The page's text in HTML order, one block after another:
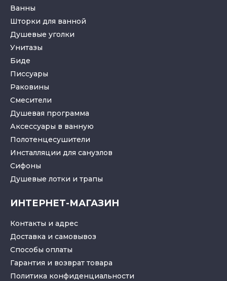
Ванны
Шторки для ванной
Душевые уголки
Унитазы
Биде
Писсуары
Раковины
Смесители
Душевая программа
Аксессуары в ванную
Полотенцесушители
Инсталляции для санузлов
Cифоны
Душевые лотки и трапы
ИНТЕРНЕТ-МАГАЗИН
Контакты и адрес
Доставка и самовывоз
Способы оплаты
Гарантия и возврат товара
Политика конфиденциальности